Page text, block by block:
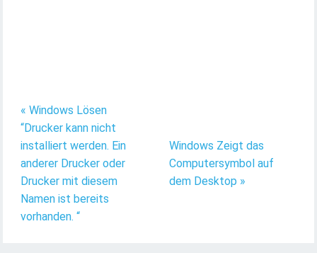
« Windows Lösen
“Drucker kann nicht
installiert werden. Ein
anderer Drucker oder
Drucker mit diesem
Namen ist bereits
vorhanden. “
Windows Zeigt das
Computersymbol auf
dem Desktop »